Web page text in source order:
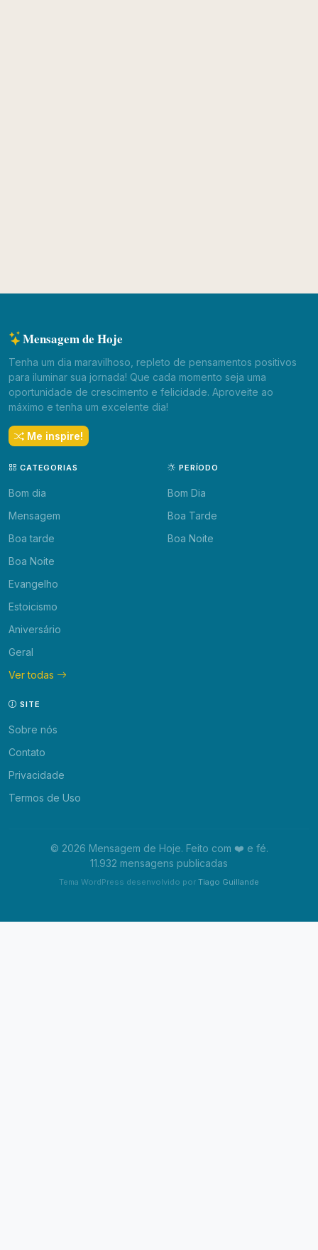
Mensagem de Hoje
Tenha um dia maravilhoso, repleto de pensamentos positivos
para iluminar sua jornada! Que cada momento seja uma
oportunidade de crescimento e felicidade. Aproveite ao
máximo e tenha um excelente dia!
Me inspire!
CATEGORIAS
Bom dia
Mensagem
Boa tarde
Boa Noite
Evangelho
Estoicismo
Aniversário
Geral
Ver todas
PERÍODO
Bom Dia
Boa Tarde
Boa Noite
SITE
Sobre nós
Contato
Privacidade
Termos de Uso
© 2026 Mensagem de Hoje. Feito com ❤️ e fé.
11.932 mensagens publicadas
Tema WordPress desenvolvido por Tiago Guillande